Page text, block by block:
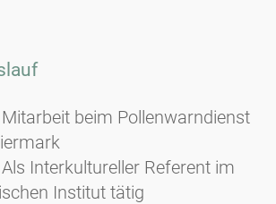
beim Pollenwarndienst
Interkultureller Referent im
Institut tätig